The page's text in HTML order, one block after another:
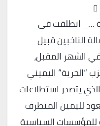
…_ انطلقت في
الناخبين قبيل
في الشهر المقبل،
اليميني
يتصدر استطلاعات
لليمين المتطرف
للمؤسسات السياسية